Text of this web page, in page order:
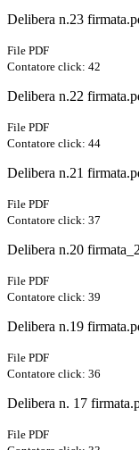
Delibera n.23
File PDF
Contatore click: 42
Delibera n.22
File PDF
Contatore click: 44
Delibera n.21
File PDF
Contatore click: 37
Delibera n.20
File PDF
Contatore click: 39
Delibera n.19
File PDF
Contatore click: 36
Delibera n. 17
File PDF